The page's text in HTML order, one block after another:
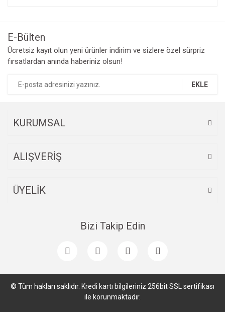
E-Bülten
Ücretsiz kayıt olun yeni ürünler indirim ve sizlere özel sürpriz
fırsatlardan anında haberiniz olsun!
EKLE
KURUMSAL
ALIŞVERİŞ
ÜYELİK
Bizi Takip Edin
© Tüm hakları saklıdır. Kredi kartı bilgileriniz 256bit SSL sertifikası
ile korunmaktadır.